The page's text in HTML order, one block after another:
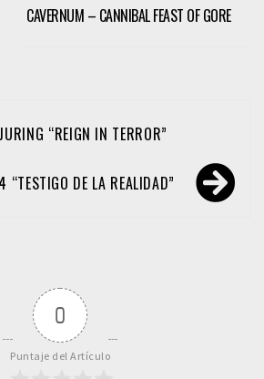
CAVERNUM – CANNIBAL FEAST OF GORE
“REIGN IN TERROR”
“TESTIGO DE LA REALIDAD”
0
Puntaje del Artículo